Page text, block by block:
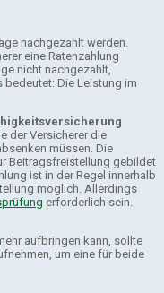
nachgezahlt werden.
eine Ratenzahlung
nicht nachgezahlt,
bedeutet: Die Leistung im
der Versicherer die
müssen. Die
Beitragsfreistellung gebildet
ist in der Regel innerhalb
möglich. Allerdings
erforderlich sein.
aufbringen kann, sollte
um eine für beide